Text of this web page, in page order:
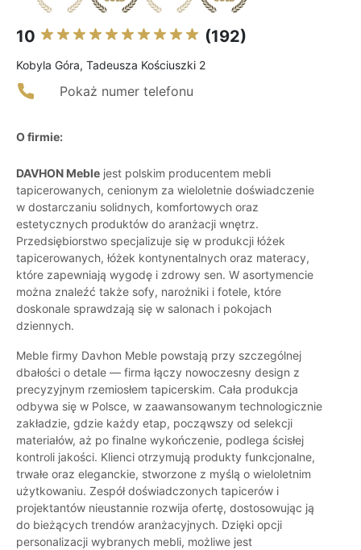
10 (192)
Kobyla Góra, Tadeusza Kościuszki 2
Pokaż numer telefonu
O firmie:
DAVHON Meble jest polskim producentem mebli
tapicerowanych, cenionym za wieloletnie doświadczenie
w dostarczaniu solidnych, komfortowych oraz
estetycznych produktów do aranżacji wnętrz.
Przedsiębiorstwo specjalizuje się w produkcji łóżek
tapicerowanych, łóżek kontynentalnych oraz materacy,
które zapewniają wygodę i zdrowy sen. W asortymencie
można znaleźć także sofy, narożniki i fotele, które
doskonale sprawdzają się w salonach i pokojach
dziennych.
Meble firmy Davhon Meble powstają przy szczególnej
dbałości o detale — firma łączy nowoczesny design z
precyzyjnym rzemiosłem tapicerskim. Cała produkcja
odbywa się w Polsce, w zaawansowanym technologicznie
zakładzie, gdzie każdy etap, począwszy od selekcji
materiałów, aż po finalne wykończenie, podlega ścisłej
kontroli jakości. Klienci otrzymują produkty funkcjonalne,
trwałe oraz eleganckie, stworzone z myślą o wieloletnim
użytkowaniu. Zespół doświadczonych tapicerów i
projektantów nieustannie rozwija ofertę, dostosowując ją
do bieżących trendów aranżacyjnych. Dzięki opcji
personalizacji wybranych mebli, możliwe jest